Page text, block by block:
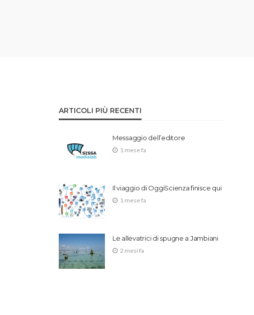
ARTICOLI PIÙ RECENTI
Messaggio dell’editore
1 mese fa
Il viaggio di OggiScienza finisce qui
1 mese fa
Le allevatrici di spugne a Jambiani
2 mesi fa